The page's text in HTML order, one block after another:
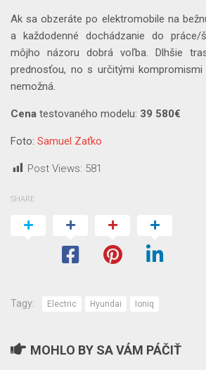
Ak sa obzeráte po elektromobile na
a každodenné dochádzanie do
môjho názoru dobrá voľba. Dlhšie
prednosťou, no s určitými
nemožná.
Cena testovaného modelu: 39 580€
Foto: Samuel Zaťko
Post Views: 581
SHARE
Tagy: Electric Hyundai Ioniq
MOHLO BY SA VÁM PÁČIŤ